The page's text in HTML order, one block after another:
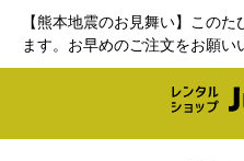
【熊本地震のお見舞い】この
ます。お早めのご注文をお願い